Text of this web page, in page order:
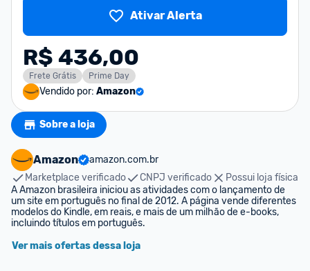
Ativar Alerta
R$ 436,00
Frete Grátis Prime Day
Vendido por: Amazon
Sobre a loja
Amazon
amazon.com.br
Marketplace verificado
CNPJ verificado
Possui loja física
A Amazon brasileira iniciou as atividades com o lançamento de
um site em português no final de 2012. A página vende diferentes
modelos do Kindle, em reais, e mais de um milhão de e-books,
incluindo títulos em português.
Ver mais ofertas dessa loja